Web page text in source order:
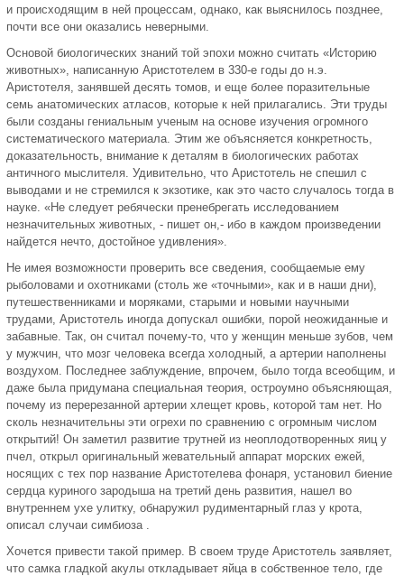
и происходящим в ней процессам, однако, как выяснилось позднее,
почти все они оказались неверными.
Основой биологических знаний той эпохи можно считать «Историю
животных», написанную Аристотелем в 330-е годы до н.э.
Аристотеля, занявшей десять томов, и еще более поразительные
семь анатомических атласов, которые к ней прилагались. Эти труды
были созданы гениальным ученым на основе изучения огромного
систематического материала. Этим же объясняется конкретность,
доказательность, внимание к деталям в биологических работах
античного мыслителя. Удивительно, что Аристотель не спешил с
выводами и не стремился к экзотике, как это часто случалось тогда в
науке. «Не следует ребячески пренебрегать исследованием
незначительных животных, - пишет он,- ибо в каждом произведении
найдется нечто, достойное удивления».
Не имея возможности проверить все сведения, сообщаемые ему
рыболовами и охотниками (столь же «точными», как и в наши дни),
путешественниками и моряками, старыми и новыми научными
трудами, Аристотель иногда допускал ошибки, порой неожиданные и
забавные. Так, он считал почему-то, что у женщин меньше зубов, чем
у мужчин, что мозг человека всегда холодный, а артерии наполнены
воздухом. Последнее заблуждение, впрочем, было тогда всеобщим, и
даже была придумана специальная теория, остроумно объясняющая,
почему из перерезанной артерии хлещет кровь, которой там нет. Но
сколь незначительны эти огрехи по сравнению с огромным числом
открытий! Он заметил развитие трутней из неоплодотворенных яиц у
пчел, открыл оригинальный жевательный аппарат морских ежей,
носящих с тех пор название Аристотелева фонаря, установил биение
сердца куриного зародыша на третий день развития, нашел во
внутреннем ухе улитку, обнаружил рудиментарный глаз у крота,
описал случаи симбиоза .
Хочется привести такой пример. В своем труде Аристотель заявляет,
что самка гладкой акулы откладывает яйца в собственное тело, где